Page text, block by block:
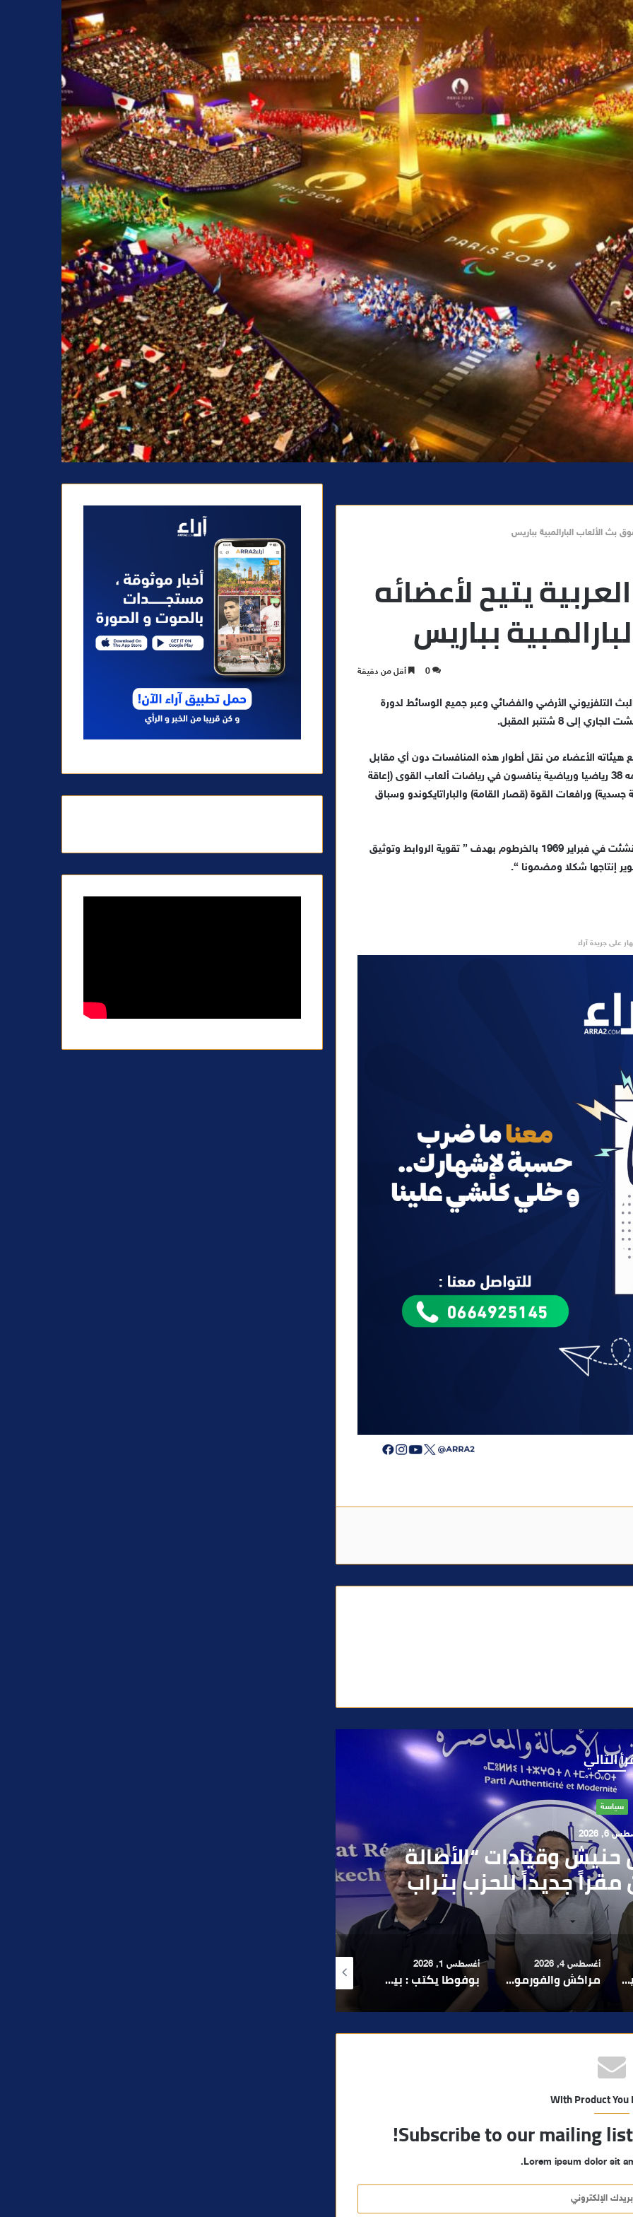
بث الألعاب البارالمبية بباريس
يتيح لأعضائه
بباريس
0 أقل من دقيقة
التلفزيوني الأرضي والفضائي وعبر جميع الوسائط لدورة
الأعضاء من نقل أطوار هذه المنافسات دون أي مقابل
مالي. ويشارك المغرب في الألعاب البارالمبية بوفد قوامه 38 رياضيا ورياضية ينافسون في رياضات ألعاب القوى (إعاقة
ورافعات القوة (قصار القامة) والباراتايكوندو وسباق
يذكر أن اتحاد إذاعات الدول العربية منظمة مهنية عربية أنشئت في فبراير 1969 بالخرطوم بهدف ” تقوية الروابط وتوثيق
إنتاجها شكلا ومضمونا “.
على جريدة آراء
التالي
سياسة
6, 2026
وقيادات “الأصالة
جديداً للحزب بتراب
مراكش
بعد تداول فيديو يوثق العملية.. أمن مراكش يطيح بقاصر مشتبه في تورطه في سرقة مسلحة..
أغسطس 4, 2026
مراكش والفورمولا 1.. حلم عالمي توقف في المنعرج الأخير؟
أغسطس 1, 2026
بوفوطا يكتب : بين صمت الحكومة وسباق الانتخابات… هل أصبحت إدارة الأزمات خارج أولويات الفاعلين السياسيين؟
With Product You
Subscribe to our mailing
Lorem ipsum dolor sit